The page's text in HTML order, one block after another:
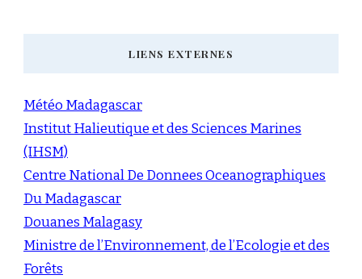
LIENS EXTERNES
Météo Madagascar
Institut Halieutique et des Sciences Marines
(IHSM)
Centre National De Donnees Oceanographiques
Du Madagascar
Douanes Malagasy
Ministre de l’Environnement, de l’Ecologie et des
Forêts